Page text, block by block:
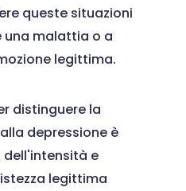
queste situazioni
una malattia o a
legittima.
distinguere la
depressione è
e
legittima